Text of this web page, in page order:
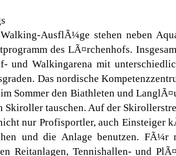
AusflÃ¼ge stehen neben
des LÃ¤rchenhofs.
und Walkingarena mit
Das nordische
Sommer den Biathleten und
Skiroller tauschen. Auf der
nur Profisportler, auch Einsteiger
und die Anlage benutzen. FÃ¼r
Reitanlagen, Tennishallen- und